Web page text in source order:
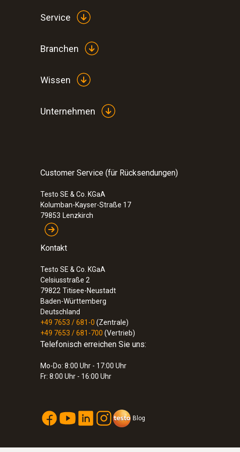
:0554 0622
Mobiler BLUETOOTH®-/IRDA-Drucker
Service
Branchen
Wissen
Unternehmen
Customer Service (für Rücksendungen)
Testo SE & Co. KGaA
Kolumban-Kayser-Straße 17
79853 Lenzkirch
Kontakt
Testo SE & Co. KGaA
Celsiusstraße 2
79822 Titisee-Neustadt
Baden-Württemberg
Deutschland
+49 7653 / 681-0 (Zentrale)
+49 7653 / 681-700 (Vertrieb)
Telefonisch erreichen Sie uns:
Mo-Do: 8:00 Uhr - 17:00 Uhr
Fr: 8:00 Uhr - 16:00 Uhr
Blog